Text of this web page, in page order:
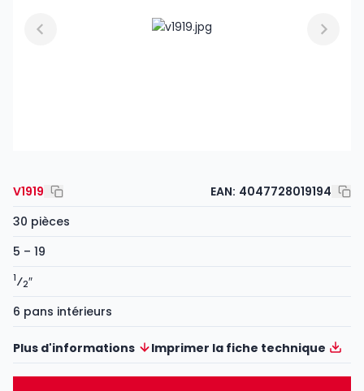
V1919 EAN: 4047728019194
30 pièces
5 – 19
1⁄2″
6 pans intérieurs
Plus d'informations Imprimer la fiche technique